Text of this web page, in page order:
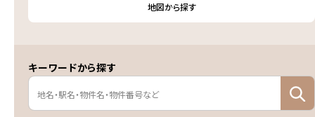
地図から探す
キーワードから探す